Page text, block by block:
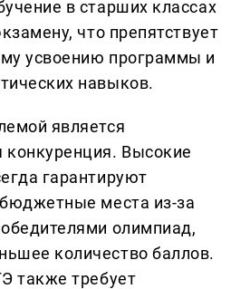
в старших классах
что препятствует
усвоению программы и
навыков.
является
конкуренция. Высокие
гарантируют
места из-за
олимпиад,
количество баллов.
также требует